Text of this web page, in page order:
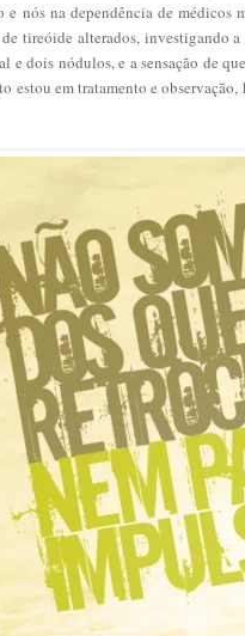
e nós na dependência de médicos
tireóide alterados, investigando
e dois nódulos, e a sensação de
estou em tratamento e